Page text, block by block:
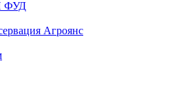
ФУД
Агроянс